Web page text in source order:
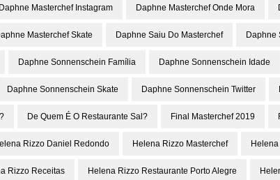
Daphne Masterchef Instagram Daphne Masterchef Onde Mora
Masterchef Skate Daphne Saiu Do Masterchef Daphne
Daphne Sonnenschein Família Daphne Sonnenschein Idade
Daphne Sonnenschein Skate Daphne Sonnenschein Twitter
De Quem É O Restaurante Sal? Final Masterchef 2019
Rizzo Daniel Redondo Helena Rizzo Masterchef
Rizzo Receitas Helena Rizzo Restaurante Porto Alegre